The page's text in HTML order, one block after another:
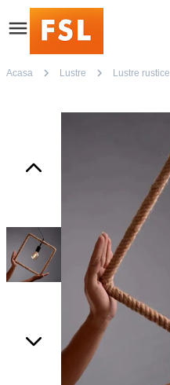
Acasa Lustre Lustre rustice